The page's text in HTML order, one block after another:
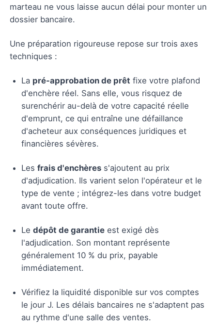
marteau ne vous laisse aucun délai pour monter un
dossier bancaire.
Une préparation rigoureuse repose sur trois axes
techniques :
La pré-approbation de prêt fixe votre plafond
d'enchère réel. Sans elle, vous risquez de
surenchérir au-delà de votre capacité réelle
d'emprunt, ce qui entraîne une défaillance
d'acheteur aux conséquences juridiques et
financières sévères.
Les frais d'enchères s'ajoutent au prix
d'adjudication. Ils varient selon l'opérateur et le
type de vente ; intégrez-les dans votre budget
avant toute offre.
Le dépôt de garantie est exigé dès
l'adjudication. Son montant représente
généralement 10 % du prix, payable
immédiatement.
Vérifiez la liquidité disponible sur vos comptes
le jour J. Les délais bancaires ne s'adaptent pas
au rythme d'une salle des ventes.